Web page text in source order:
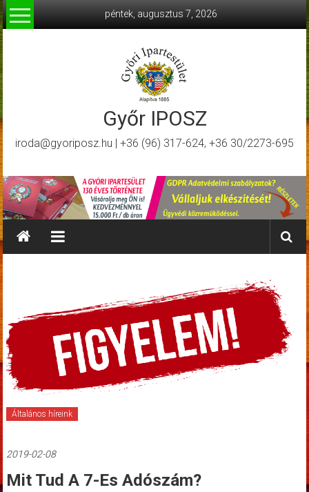
Skip
to
content
péntek, augusztus 7, 2026
Győr IPOSZ
iroda@gyoriposz.hu | +36 (96) 317-624, +36 30/2273-695
Általános híreink
2019-02-08
Mit Tud A 7-Es Adószám?